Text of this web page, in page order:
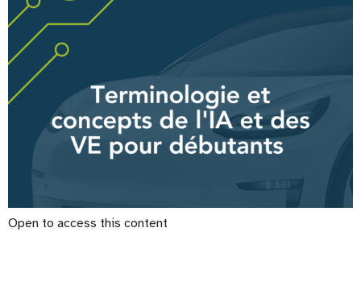
Open to access this content